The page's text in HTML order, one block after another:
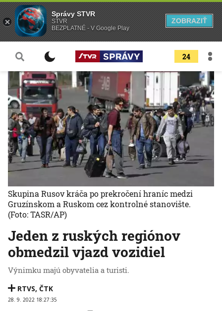
24
Jeden z ruských regiónov
obmedzil vjazd vozidiel
Výnimku majú obyvatelia a turisti.
RTVS, ČTK
28. 9. 2022 18:27:35
Skupina Rusov kráča po prekročení hraníc medzi
Gruzínskom a Ruskom cez kontrolné stanovište.
(Foto: TASR/AP)
Správy STVR
STVR
BEZPLATNÉ - V Google Play
ZOBRAZIŤ